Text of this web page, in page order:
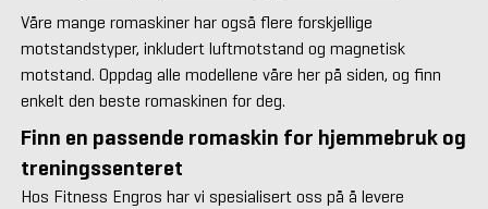
Våre mange romaskiner har også flere forskjellige
motstandstyper, inkludert luftmotstand og magnetisk
motstand. Oppdag alle modellene våre her på siden, og finn
enkelt den beste romaskinen for deg.
Finn en passende romaskin for hjemmebruk og
treningssenteret
Hos Fitness Engros har vi spesialisert oss på å levere